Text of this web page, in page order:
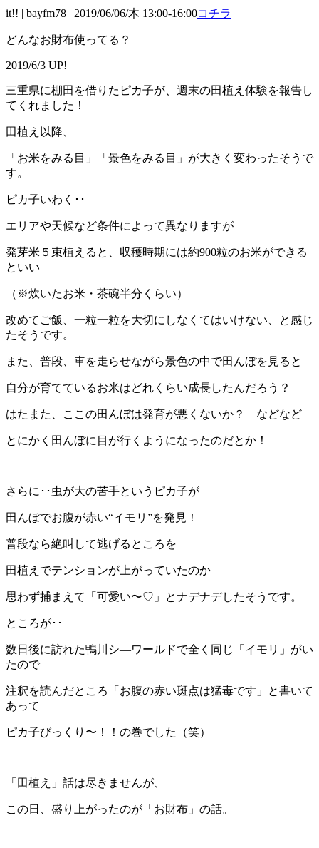
it!! | bayfm78 | 2019/06/06/木 13:00-16:00コチラ
どんなお財布使ってる？
2019/6/3 UP!
三重県に棚田を借りたピカ子が、週末の田植え体験を報告し
てくれました！
田植え以降、
「お米をみる目」「景色をみる目」が大きく変わったそうで
す。
ピカ子いわく･･
エリアや天候など条件によって異なりますが
発芽米５束植えると、収穫時期には約900粒のお米ができる
といい
（※炊いたお米・茶碗半分くらい）
改めてご飯、一粒一粒を大切にしなくてはいけない、と感じ
たそうです。
また、普段、車を走らせながら景色の中で田んぼを見ると
自分が育てているお米はどれくらい成長したんだろう？
はたまた、ここの田んぼは発育が悪くないか？ などなど
とにかく田んぼに目が行くようになったのだとか！
さらに･･虫が大の苦手というピカ子が
田んぼでお腹が赤い“イモリ”を発見！
普段なら絶叫して逃げるところを
田植えでテンションが上がっていたのか
思わず捕まえて「可愛い〜♡」とナデナデしたそうです。
ところが･･
数日後に訪れた鴨川シ―ワールドで全く同じ「イモリ」がい
たので
注釈を読んだところ「お腹の赤い斑点は猛毒です」と書いて
あって
ピカ子びっくり〜！！の巻でした（笑）
「田植え」話は尽きませんが、
この日、盛り上がったのが「お財布」の話。